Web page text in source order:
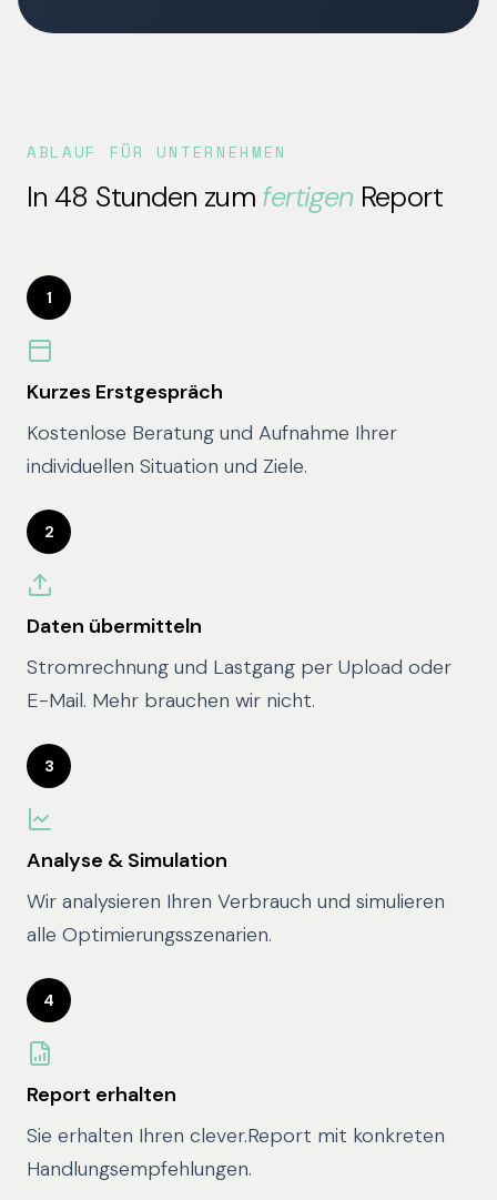
ABLAUF FÜR UNTERNEHMEN
In 48 Stunden zum fertigen Report
1
Kurzes Erstgespräch
Kostenlose Beratung und Aufnahme Ihrer
individuellen Situation und Ziele.
2
Daten übermitteln
Stromrechnung und Lastgang per Upload oder
E-Mail. Mehr brauchen wir nicht.
3
Analyse & Simulation
Wir analysieren Ihren Verbrauch und simulieren
alle Optimierungsszenarien.
4
Report erhalten
Sie erhalten Ihren clever.Report mit konkreten
Handlungsempfehlungen.